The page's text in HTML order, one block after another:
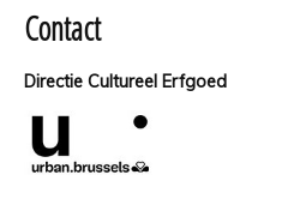
Contact
Directie Cultureel Erfgoed